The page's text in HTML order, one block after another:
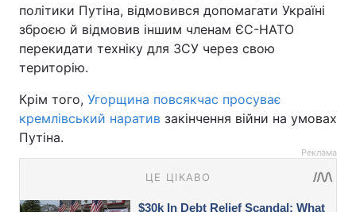
політики Путіна, відмовився допомагати Україні
зброєю й відмовив іншим членам ЄС-НАТО
перекидати техніку для ЗСУ через свою
територію.
Крім того, Угорщина повсякчас просуває
кремлівський наратив закінчення війни на умовах
Путіна.
Реклама